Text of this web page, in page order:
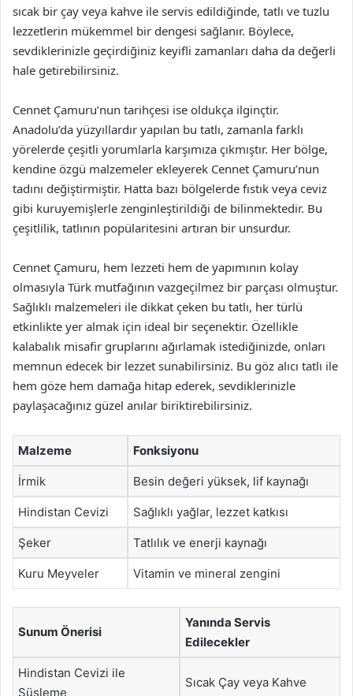
sıcak bir çay veya kahve ile servis edildiğinde, tatlı ve tuzlu
lezzetlerin mükemmel bir dengesi sağlanır. Böylece,
sevdiklerinizle geçirdiğiniz keyifli zamanları daha da değerli
hale getirebilirsiniz.
Cennet Çamuru’nun tarihçesi ise oldukça ilginçtir.
Anadolu’da yüzyıllardır yapılan bu tatlı, zamanla farklı
yörelerde çeşitli yorumlarla karşımıza çıkmıştır. Her bölge,
kendine özgü malzemeler ekleyerek Cennet Çamuru’nun
tadını değiştirmiştir. Hatta bazı bölgelerde fıstık veya ceviz
gibi kuruyemişlerle zenginleştirildiği de bilinmektedir. Bu
çeşitlilik, tatlının popülaritesini artıran bir unsurdur.
Cennet Çamuru, hem lezzeti hem de yapımının kolay
olmasıyla Türk mutfağının vazgeçilmez bir parçası olmuştur.
Sağlıklı malzemeleri ile dikkat çeken bu tatlı, her türlü
etkinlikte yer almak için ideal bir seçenektir. Özellikle
kalabalık misafir gruplarını ağırlamak istediğinizde, onları
memnun edecek bir lezzet sunabilirsiniz. Bu göz alıcı tatlı ile
hem göze hem damağa hitap ederek, sevdiklerinizle
paylaşacağınız güzel anılar biriktirebilirsiniz.
Malzeme Fonksiyonu
İrmik Besin değeri yüksek, lif kaynağı
Hindistan Cevizi Sağlıklı yağlar, lezzet katkısı
Şeker Tatlılık ve enerji kaynağı
Kuru Meyveler Vitamin ve mineral zengini
Sunum Önerisi
Yanında Servis
Edilecekler
Hindistan Cevizi ile
Süsleme
Sıcak Çay veya Kahve